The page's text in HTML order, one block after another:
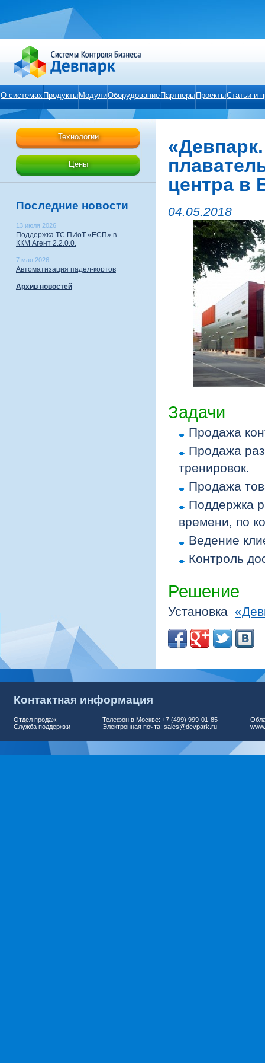
О системах Продукты МодулиОборудование Партнеры ПроектыСтатьи и
центра в
04.05.2018
Задачи
Продажа
Продажа
тренировок.
Продажа
Поддержка
времени, по
Ведение
Контроль
Решение
Установка
Технологии
Цены
Последние новости
13 июля 2026
Поддержка ТС ПИоТ «ЕСП» в
ККМ Агент 2.2.0.0.
7 мая 2026
Автоматизация падел-кортов
Архив новостей
Контактная информация
Отдел продаж
Служба поддержки
Телефон в Москве: +7 (499) 999-01-85
Электронная почта: sales@devpark.ru